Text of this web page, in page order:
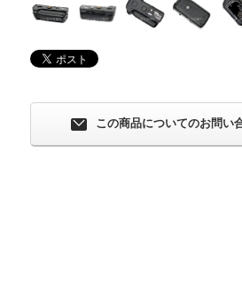
この商品についてのお問い